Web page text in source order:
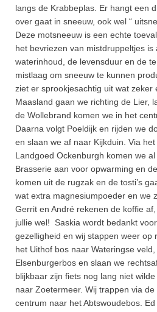
langs de Krabbeplas. Er hangt een
over gaat in sneeuw, ook wel “
Deze motsneeuw is een echte
het bevriezen van mistdruppeltjes is
waterinhoud, de levensduur en de
mistlaag om sneeuw te kunnen
ziet er sprookjesachtig uit wat zeker
Maasland gaan we richting de Lier,
de Wollebrand komen we in het
Daarna volgt Poeldijk en rijden we
en slaan we af naar Kijkduin. Via
Landgoed Ockenburgh komen we
Brasserie aan voor opwarming en
komen uit de rugzak en de tosti’s
wat extra magnesiumpoeder en we
Gerrit en André rekenen de koffie
jullie wel! Saskia wordt bedankt
gezelligheid en wij stappen weer op
het Uithof bos naar Wateringse
Elsenburgerbos en slaan we
blijkbaar zijn fiets nog lang niet
naar Zoetermeer. Wij trappen via
centrum naar het Abtswoudebos.